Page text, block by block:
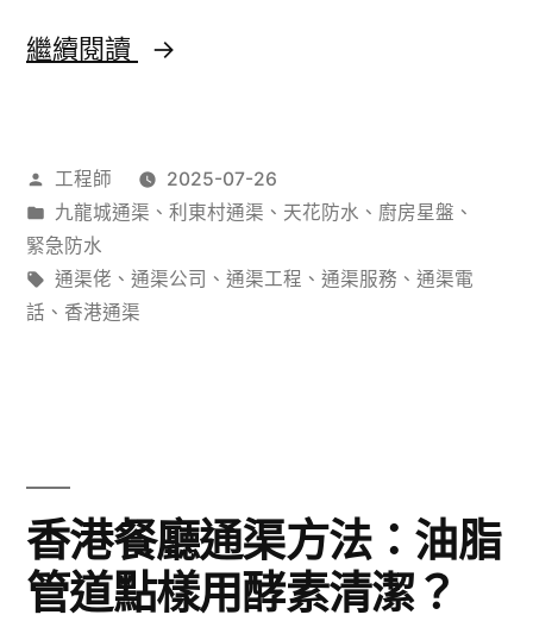
繼續閱讀
香
居
水
攻
牆
身
漏
作
者：
工程師
2025-07-26
分
類：
九龍城通渠 、 利東村通渠 、 天花防水 、 廚房星盤 、
緊急防水
標
籤:
通渠佬 、 通渠公司 、 通渠工程 、 通渠服務 、 通渠電
話 、 香港通渠
香港餐廳通渠方法：油脂
管道點樣用酵素清潔？